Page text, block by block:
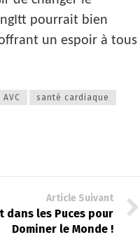
pourrait bien
un espoir à tous
santé cardiaque
Article Suivant
dans les Puces pour
Dominer le Monde !